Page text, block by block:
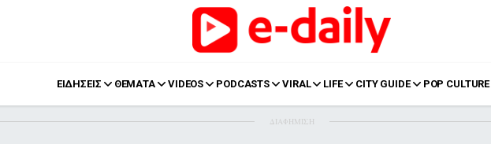
ΕΙΔΗΣΕΙΣ ΘΕΜΑΤΑ VIDEOS PODCASTS VIRAL LIFE CITY GUIDE POP CULTURE
ΔΙΑΦΗΜΙΣΗ